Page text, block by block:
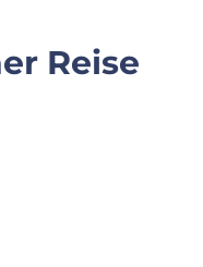
Reise